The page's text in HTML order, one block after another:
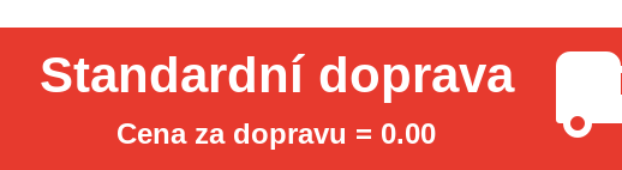
Standardní doprava
Cena za dopravu = 0.00